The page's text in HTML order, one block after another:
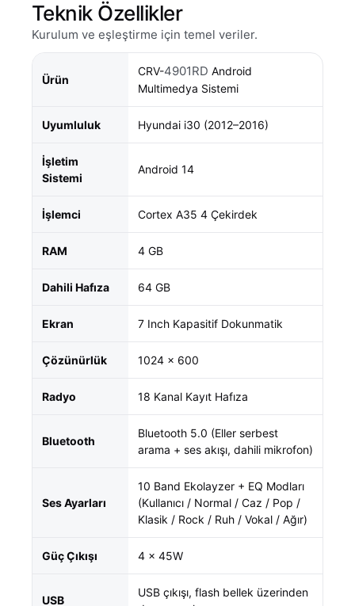
Teknik Özellikler
Kurulum ve eşleştirme için temel veriler.
Ürün
CRV-4901RD Android
Multimedya Sistemi
Uyumluluk Hyundai i30 (2012–2016)
İşletim
Sistemi
Android 14
İşlemci Cortex A35 4 Çekirdek
RAM 4 GB
Dahili Hafıza 64 GB
Ekran 7 Inch Kapasitif Dokunmatik
Çözünürlük 1024 × 600
Radyo 18 Kanal Kayıt Hafıza
Bluetooth
Bluetooth 5.0 (Eller serbest
arama + ses akışı, dahili mikrofon)
Ses Ayarları
10 Band Ekolayzer + EQ Modları
(Kullanıcı / Normal / Caz / Pop /
Klasik / Rock / Ruh / Vokal / Ağır)
Güç Çıkışı 4 × 45W
USB
USB çıkışı, flash bellek üzerinden